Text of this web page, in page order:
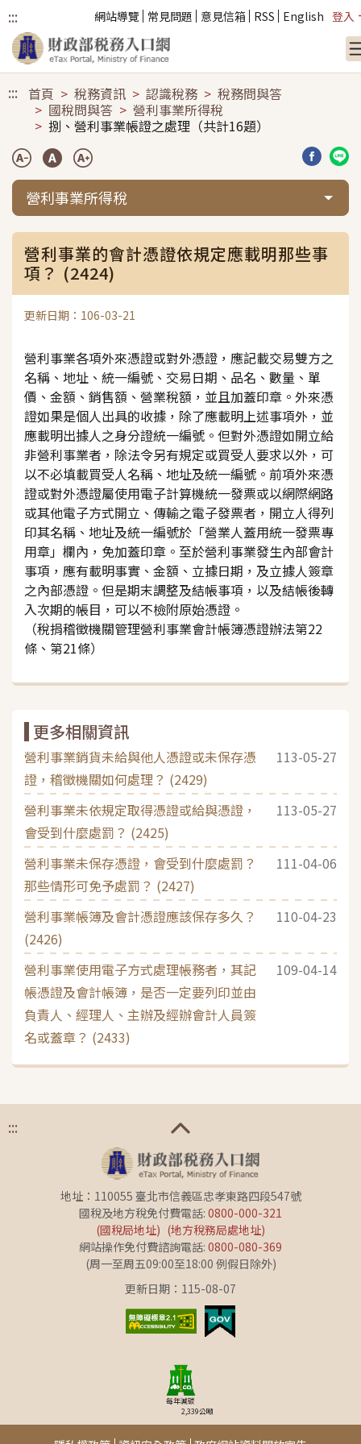
::: 網站導覽 常見問題 意見信箱 RSS English 登入
::: 首頁 稅務資訊 認識稅務
稅務問與答
國稅問與答
營利事業所得稅
捌、營利事業帳證之處理（共計16題）
分享到
分
營利事業所得稅
營利事業的會計憑證依規定應載明那些事
項？ (2424)
更新日期：106-03-21
營利事業各項外來憑證或對外憑證，應記載交易雙方之
名稱、地址、統一編號、交易日期、品名、數量、單
價、金額、銷售額、營業稅額，並且加蓋印章。外來憑
證如果是個人出具的收據，除了應載明上述事項外，並
應載明出據人之身分證統一編號。但對外憑證如開立給
非營利事業者，除法令另有規定或買受人要求以外，可
以不必填載買受人名稱、地址及統一編號。前項外來憑
證或對外憑證屬使用電子計算機統一發票或以網際網路
或其他電子方式開立、傳輸之電子發票者，開立人得列
印其名稱、地址及統一編號於「營業人蓋用統一發票專
用章」欄內，免加蓋印章。至於營利事業發生內部會計
事項，應有載明事實、金額、立據日期，及立據人簽章
之內部憑證。但是期末調整及結帳事項，以及結帳後轉
入次期的帳目，可以不檢附原始憑證。
（稅捐稽徵機關管理營利事業會計帳簿憑證辦法第22
條、第21條）
更多相關資訊
營利事業銷貨未給與他人憑證或未保存憑
證，稽徵機關如何處理？ (2429)
113-05-27
營利事業未依規定取得憑證或給與憑證，
會受到什麼處罰？ (2425)
113-05-27
營利事業未保存憑證，會受到什麼處罰？
那些情形可免予處罰？ (2427)
111-04-06
營利事業帳簿及會計憑證應該保存多久？
(2426)
110-04-23
營利事業使用電子方式處理帳務者，其記
帳憑證及會計帳簿，是否一定要列印並由
負責人、經理人、主辦及經辦會計人員簽
名或蓋章？ (2433)
109-04-14
:::
地址：110055 臺北市信義區忠孝東路四段547號
國稅及地方稅免付費電話: 0800-000-321
(國稅局地址) (地方稅務局處地址)
網站操作免付費諮詢電話: 0800-080-369
(周一至周五09:00至18:00 例假日除外)
更新日期：115-08-07
每年減碳
2,339公噸